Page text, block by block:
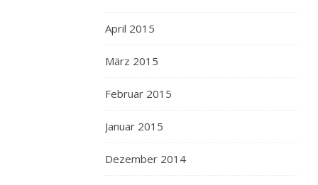
April 2015
März 2015
Februar 2015
Januar 2015
Dezember 2014